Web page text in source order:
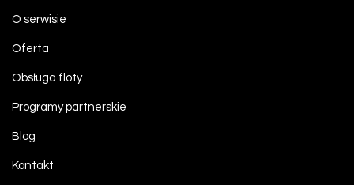
O serwisie
Oferta
Obsługa floty
Programy partnerskie
Blog
Kontakt